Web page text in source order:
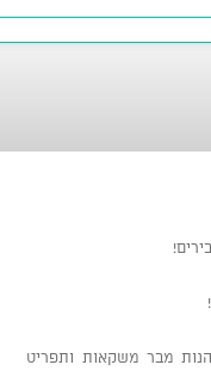
מבר משקאות ותפריט